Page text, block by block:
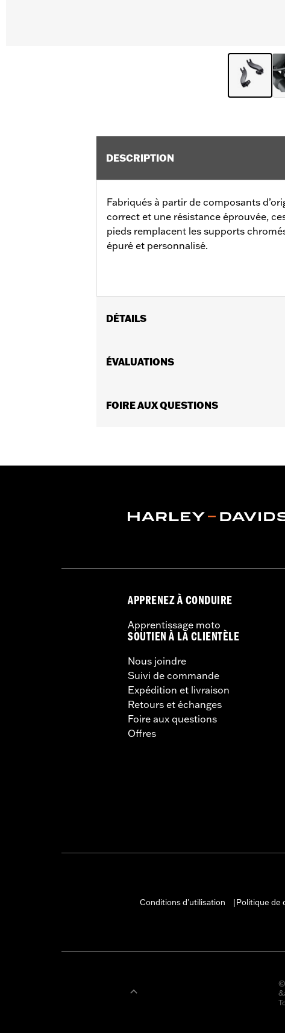
DESCRIPTION
Fabriqués à partir de composants
correct et une résistance éprouvée,
pieds remplacent les supports
épuré et personnalisé.
DÉTAILS
modèles sans repose-pieds passagers
Contenu de la boîte:Supports de
ÉVALUATIONS
FOIRE AUX QUESTIONS
APPRENEZ À CONDUIRE
Apprentissage moto
SOUTIEN À LA CLIENTÈLE
Nous joindre
Suivi de commande
Expédition et livraison
Retours et échanges
Foire aux questions
Offres
Conditions d'utilisation
Politique de